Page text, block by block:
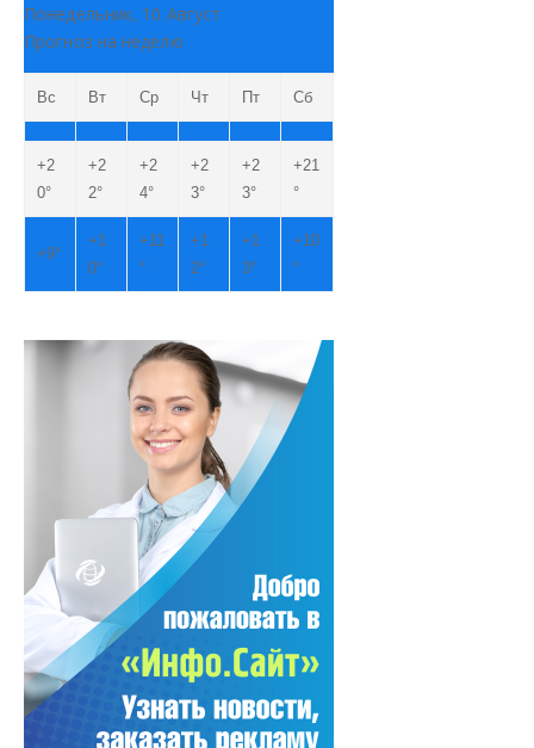
Понедельник, 10 Август
Прогноз на неделю
Вс Вт Ср Чт Пт Сб
+2
0°
+2
2°
+2
4°
+2
3°
+2
3°
+21
°
+9°
+1
0°
+11
°
+1
2°
+1
3°
+10
°